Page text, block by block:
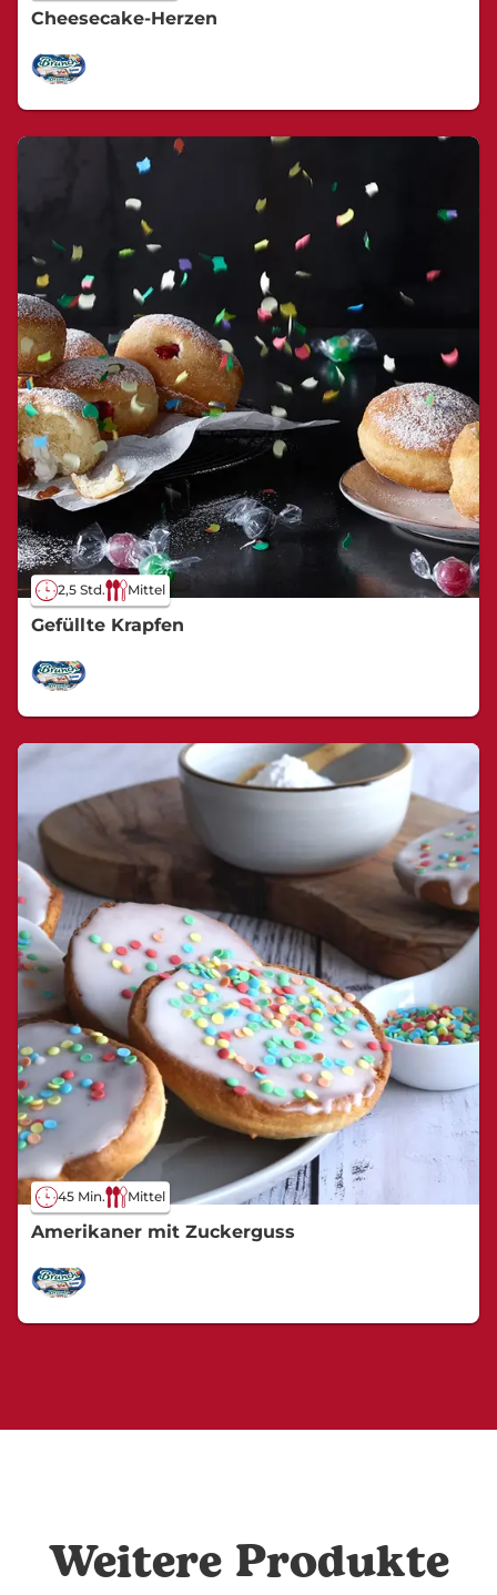
Cheesecake-Herzen
2,5 Std. Mittel
Gefüllte Krapfen
45 Min. Mittel
Amerikaner mit Zuckerguss
Weitere Produkte